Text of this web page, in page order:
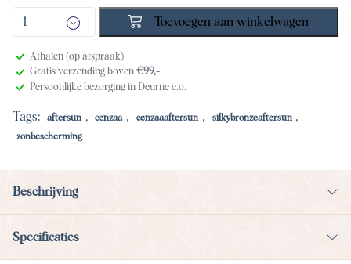
Toevoegen aan winkelwagen
Afhalen (op afspraak)
Gratis verzending boven€99,-
Persoonlijke bezorging in Deurne e.o.
Tags: aftersun , cenzaa , cenzaaaftersun , silkybronzeaftersun ,
zonbescherming
Beschrijving
Specificaties